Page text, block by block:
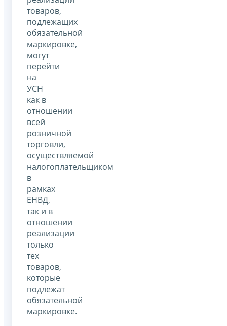
товаров,
подлежащих
обязательной
маркировке,
могут
перейти
на
УСН
как в
отношении
всей
розничной
торговли,
осуществляемой
налогоплательщиком
в
рамках
ЕНВД,
так и в
отношении
реализации
только
тех
товаров,
которые
подлежат
обязательной
маркировке.